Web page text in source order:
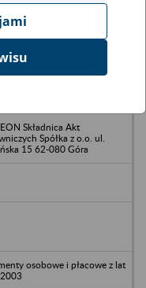
Wielobranżowe
Składnica Akt
Spółka z o.o. ul.
15 62-080 Góra
osobowe i płacowe z lat